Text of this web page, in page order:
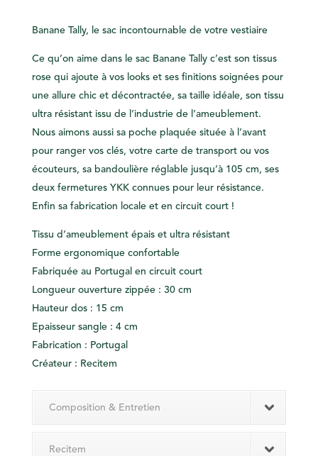
Banane Tally, le sac incontournable de votre vestiaire
Ce qu’on aime dans le sac Banane Tally c’est son tissus
rose qui ajoute à vos looks et ses finitions soignées pour
une allure chic et décontractée, sa taille idéale, son tissu
ultra résistant issu de l’industrie de l’ameublement.
Nous aimons aussi sa poche plaquée située à l’avant
pour ranger vos clés, votre carte de transport ou vos
écouteurs, sa bandoulière réglable jusqu’à 105 cm, ses
deux fermetures YKK connues pour leur résistance.
Enfin sa fabrication locale et en circuit court !
Tissu d’ameublement épais et ultra résistant
Forme ergonomique confortable
Fabriquée au Portugal en circuit court
Longueur ouverture zippée : 30 cm
Hauteur dos : 15 cm
Epaisseur sangle : 4 cm
Fabrication : Portugal
Créateur : Recitem
Composition & Entretien
Recitem